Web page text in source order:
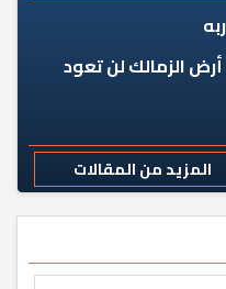
الزمالك لن تعود
المزيد من المقالات